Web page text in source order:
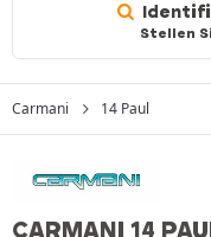
Stellen
Carmani 14 Paul
CARMANI 14